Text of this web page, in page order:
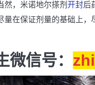
然，米诺地尔搽剂 开封后
量在保证剂量的基础上
微信号：